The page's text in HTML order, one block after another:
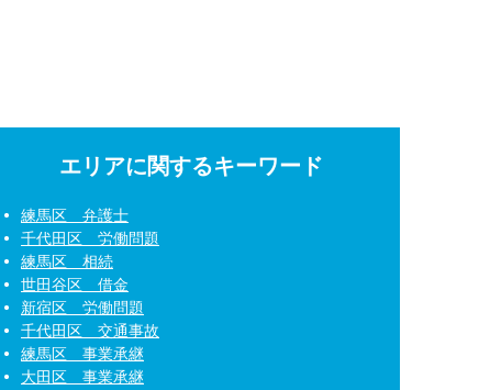
エリアに関するキーワード
練馬区 弁護士
千代田区 労働問題
練馬区 相続
世田谷区 借金
新宿区 労働問題
千代田区 交通事故
練馬区 事業承継
大田区 事業承継